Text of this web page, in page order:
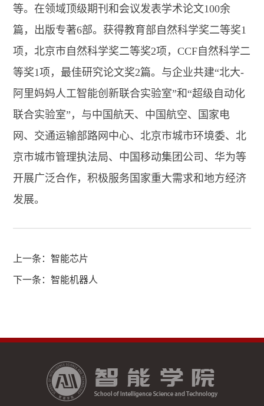
等。在领域顶级期刊和会议发表学术论文100余
篇，出版专著6部。获得教育部自然科学奖二等奖1
项，北京市自然科学奖二等奖2项，CCF自然科学二
等奖1项，最佳研究论文奖2篇。与企业共建“北大-
阿里妈妈人工智能创新联合实验室”和“超级自动化
联合实验室”，与中国航天、中国航空、国家电
网、交通运输部路网中心、北京市城市环境委、北
京市城市管理执法局、中国移动集团公司、华为等
开展广泛合作，积极服务国家重大需求和地方经济
发展。
上一条：智能芯片
下一条：智能机器人